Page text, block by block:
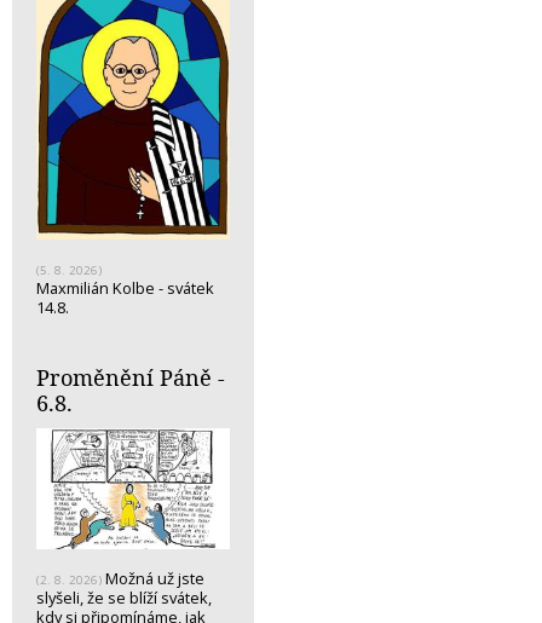
(5. 8. 2026)
Maxmilián Kolbe - svátek
14.8.
Proměnění Páně -
6.8.
(2. 8. 2026) Možná už jste
slyšeli, že se blíží svátek,
kdy si připomínáme, jak